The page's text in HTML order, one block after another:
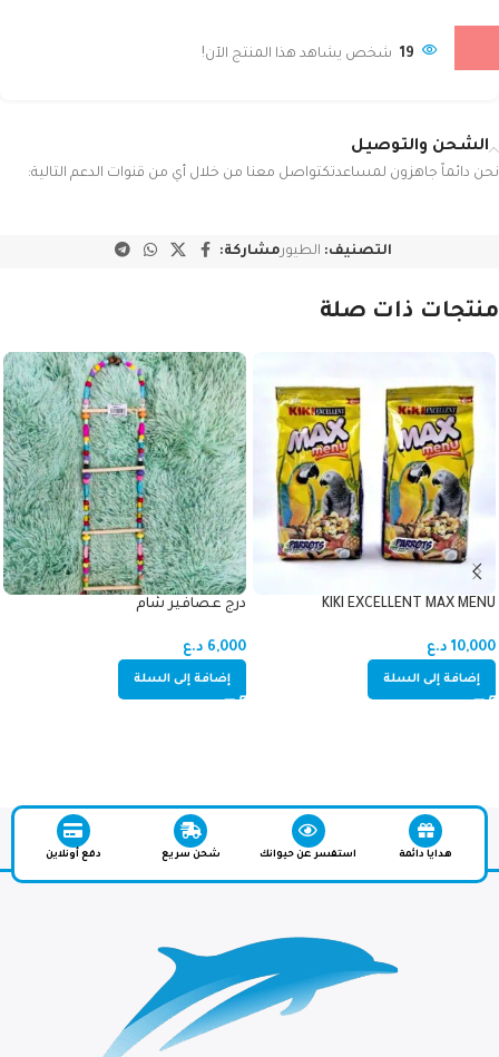
19 شخص يشاهد هذا المنتج الآن!
الشحن والتوصيل
نحن دائماً جاهزون لمساعدتكتواصل معنا من خلال أي من قنوات الدعم التالية:
التصنيف: الطيورمشاركة:
منتجات ذات صلة
KIKI EXCELLENT MAX MENU
10,000 د.ع
إضافة إلى السلة
درج عصافير شام
6,000 د.ع
إضافة إلى السلة
هدايا دائمة استفسر عن حيوانك شحن سريع دفع أونلاين